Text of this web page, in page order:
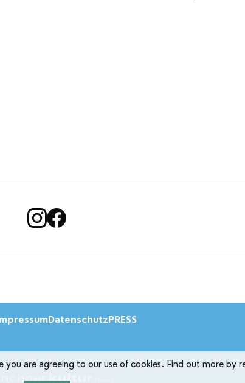
DatenschutzPRESS
are agreeing to our use of cookies. Find out more by